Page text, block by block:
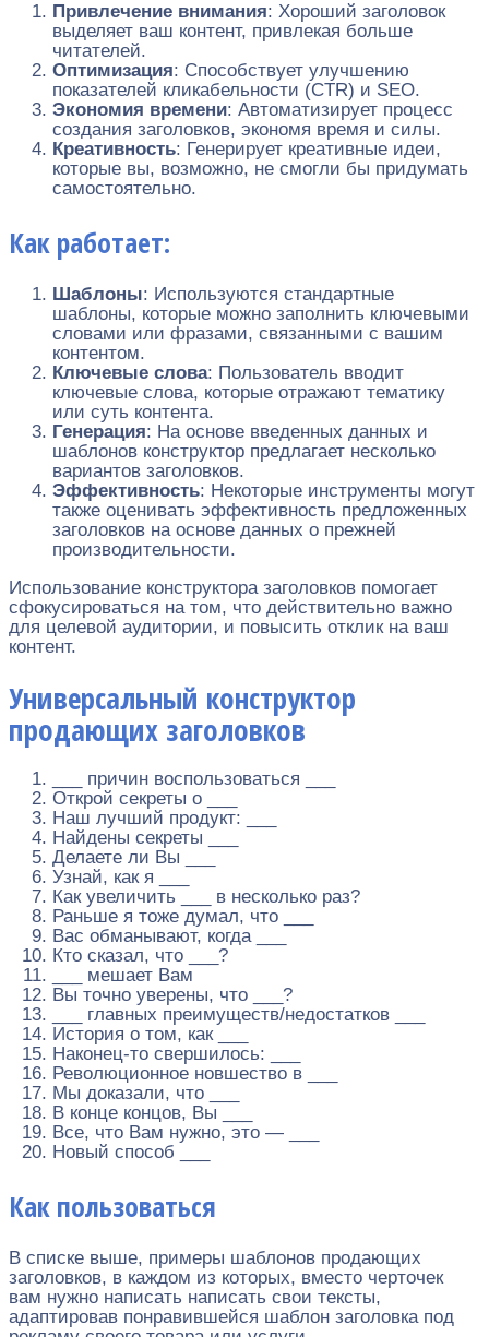
Привлечение внимания: Хороший заголовок
выделяет ваш контент, привлекая больше
читателей.
Оптимизация: Способствует улучшению
показателей кликабельности (CTR) и SEO.
Экономия времени: Автоматизирует процесс
создания заголовков, экономя время и силы.
Креативность: Генерирует креативные идеи,
которые вы, возможно, не смогли бы придумать
самостоятельно.
Как работает:
Шаблоны: Используются стандартные
шаблоны, которые можно заполнить ключевыми
словами или фразами, связанными с вашим
контентом.
Ключевые слова: Пользователь вводит
ключевые слова, которые отражают тематику
или суть контента.
Генерация: На основе введенных данных и
шаблонов конструктор предлагает несколько
вариантов заголовков.
Эффективность: Некоторые инструменты могут
также оценивать эффективность предложенных
заголовков на основе данных о прежней
производительности.
Использование конструктора заголовков помогает
сфокусироваться на том, что действительно важно
для целевой аудитории, и повысить отклик на ваш
контент.
Универсальный конструктор
продающих заголовков
___ причин воспользоваться ___
Открой секреты о ___
Наш лучший продукт: ___
Найдены секреты ___
Делаете ли Вы ___
Узнай, как я ___
Как увеличить ___ в несколько раз?
Раньше я тоже думал, что ___
Вас обманывают, когда ___
Кто сказал, что ___?
___ мешает Вам
Вы точно уверены, что ___?
___ главных преимуществ/недостатков ___
История о том, как ___
Наконец-то свершилось: ___
Революционное новшество в ___
Мы доказали, что ___
В конце концов, Вы ___
Все, что Вам нужно, это — ___
Новый способ ___
Как пользоваться
В списке выше, примеры шаблонов продающих
заголовков, в каждом из которых, вместо черточек
вам нужно написать написать свои тексты,
адаптировав понравившейся шаблон заголовка под